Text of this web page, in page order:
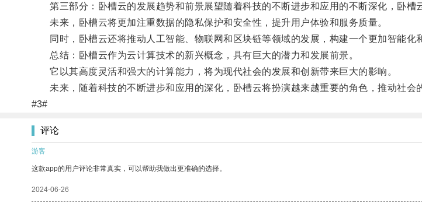
第三部分：卧槽云的发展趋势和前景展望随着科技的不断进步和应用的不断深化，卧槽
未来，卧槽云将更加注重数据的隐私保护和安全性，提升用户体验和服务质量。
同时，卧槽云还将推动人工智能、物联网和区块链等领域的发展，构建一个更加智能化
总结：卧槽云作为云计算技术的新兴概念，具有巨大的潜力和发展前景。
它以其高度灵活和强大的计算能力，将为现代社会的发展和创新带来巨大的影响。
未来，随着科技的不断进步和应用的深化，卧槽云将扮演越来越重要的角色，推动社会
#3#
评论
游客
这款app的用户评论非常真实，可以帮助我做出更准确的选择。
2024-06-26